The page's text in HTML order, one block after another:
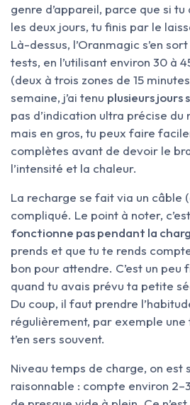
genre d’appareil, parce que si
les deux jours, tu finis par le
Là-dessus, l’Oranmagic s’en
tests, en l’utilisant environ 30 à
(deux à trois zones de 15
semaine, j’ai tenu plusieurs jours
pas d’indication ultra précise
mais en gros, tu peux faire
complètes avant de devoir le
l’intensité et la chaleur.
La recharge se fait via un câble
compliqué. Le point à noter,
fonctionne pas pendant la
prends et que tu te rends
bon pour attendre. C’est un peu
quand tu avais prévu ta petite
Du coup, il faut prendre
régulièrement, par exemple
t’en sers souvent.
Niveau temps de charge, on est
raisonnable : compte environ